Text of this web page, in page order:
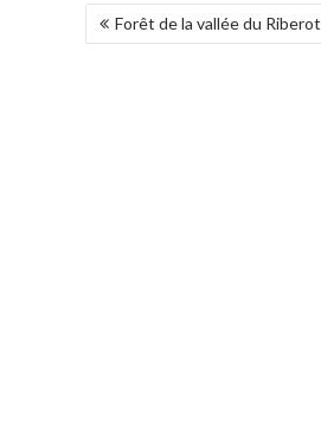
NAVIGATION
DE
Forêt de la vallée du Riberot